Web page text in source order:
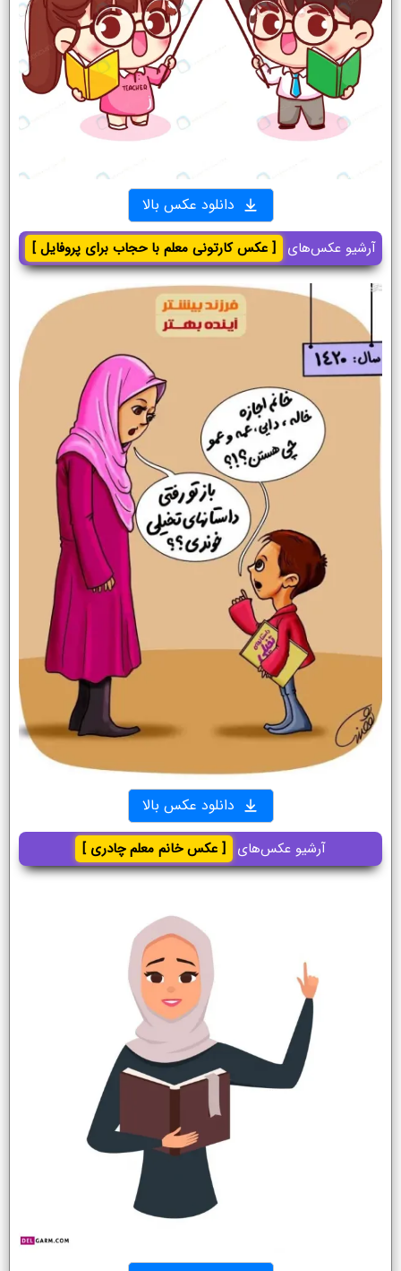
دانلود عکس بالا
آرشیو عکس‌های [ عکس کارتونی معلم با حجاب برای پروفایل ]
دانلود عکس بالا
آرشیو عکس‌های [ عکس خانم معلم چادری ]